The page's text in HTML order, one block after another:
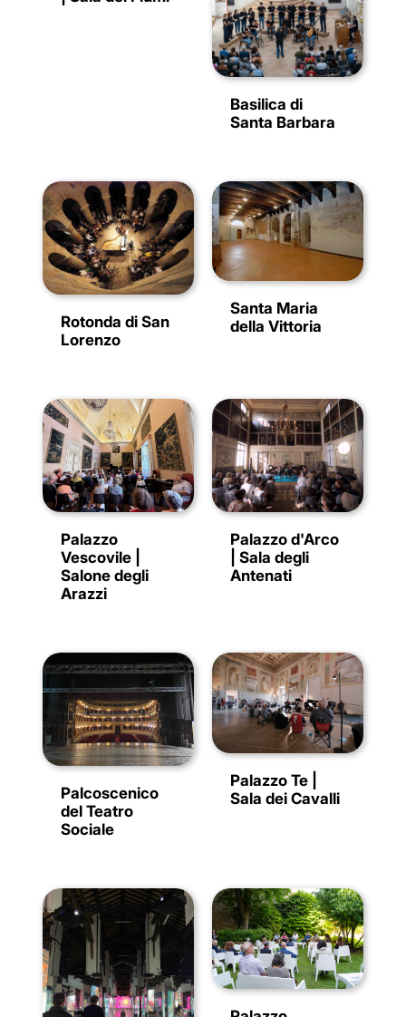
Basilica di
Santa Barbara
Rotonda di San
Lorenzo
Santa Maria
della Vittoria
Palazzo
Vescovile |
Salone degli
Arazzi
Palazzo d'Arco
| Sala degli
Antenati
Palcoscenico
del Teatro
Sociale
Palazzo Te |
Sala dei Cavalli